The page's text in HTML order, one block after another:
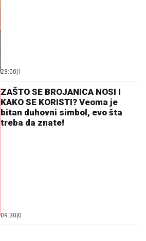
23:00 1
ZAŠTO SE BROJANICA NOSI I
KAKO SE KORISTI? Veoma je
bitan duhovni simbol, evo šta
treba da znate!
09:30 0